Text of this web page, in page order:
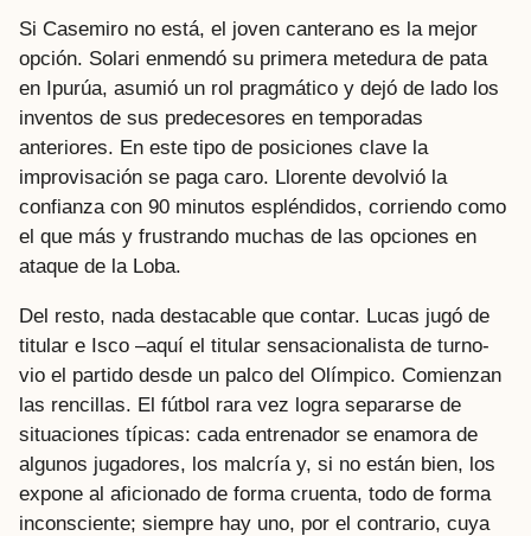
Si Casemiro no está, el joven canterano es la mejor
opción. Solari enmendó su primera metedura de pata
en Ipurúa, asumió un rol pragmático y dejó de lado los
inventos de sus predecesores en temporadas
anteriores. En este tipo de posiciones clave la
improvisación se paga caro. Llorente devolvió la
confianza con 90 minutos espléndidos, corriendo como
el que más y frustrando muchas de las opciones en
ataque de la Loba.
Del resto, nada destacable que contar. Lucas jugó de
titular e Isco –aquí el titular sensacionalista de turno-
vio el partido desde un palco del Olímpico. Comienzan
las rencillas. El fútbol rara vez logra separarse de
situaciones típicas: cada entrenador se enamora de
algunos jugadores, los malcría y, si no están bien, los
expone al aficionado de forma cruenta, todo de forma
inconsciente; siempre hay uno, por el contrario, cuya